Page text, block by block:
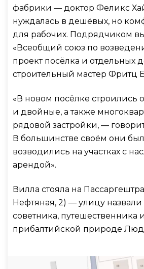
фабрики — доктор Феликс
нуждалась в дешёвых, но
для рабочих. Подрядчиком
«Всеобщий союз по
проект посёлка и отдельных
строительный мастер Фритц
«В новом посёлке строились
и двойные, а также
рядовой застройки, —
В большинстве своём они
возводились на участках с
арендой».
Вилла стояла на
Нефтяная, 2) — улицу назвали
советника, путешественника
прибалтийской природе